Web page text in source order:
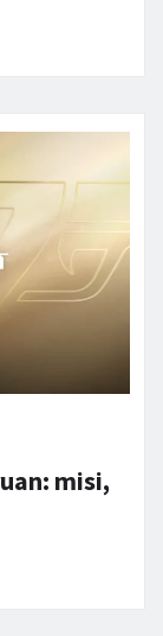
misi,